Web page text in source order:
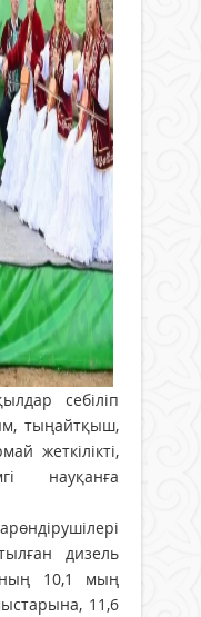
себіліп
тыңайтқыш,
жеткілікті,
науқанға
дизель
10,1 мың
11,6